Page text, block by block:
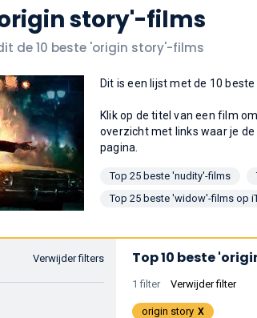
story'-films
de 10 beste 'origin story'-films
Dit is een lijst met de 10
Klik op de titel van een film
overzicht met links waar je
pagina.
Top 25 beste 'nudity'-films
Top 25 beste 'widow'-films op
Verwijder filters Top 10 beste
1 filter Verwijder filter
origin story